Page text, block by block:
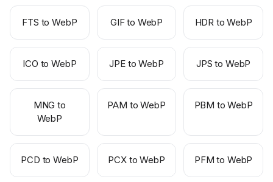
FTS to WebP GIF to WebP HDR to WebP
ICO to WebP JPE to WebP JPS to WebP
MNG to
WebP
PAM to WebP PBM to WebP
PCD to WebP PCX to WebP PFM to WebP